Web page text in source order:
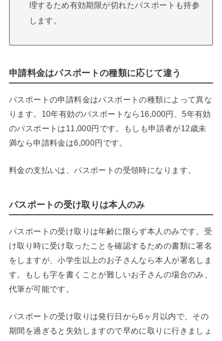
理するため有効期限が切れたパスポートも持参
します。
申請料金はパスポートの種類に応じて違う
パスポートの申請料金はパスポートの種類によって異な
ります。10年有効のパスポートなら16,000円、5年有効
のパスポートは11,000円です。もしも申請者が12歳未
満なら申請料金は6,000円です。
料金の支払いは、パスポートの受領時になります。
パスポートの受け取りは本人のみ
パスポートの受け取りは年齢に限らず本人のみです。受
け取り時に受け取ったことを確認するための書類に署名
をしますが、小学生以上のお子さんなら本人が署名しま
す。もしも字を書くことが難しいお子さんの場合のみ、
代筆が可能です。
パスポートの受け取りは発行日から6ヶ月以内で、その
期間を過ぎると失効しますので早めに取りに行きましょ